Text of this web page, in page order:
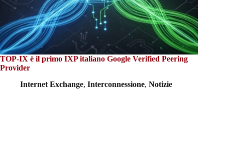
TOP-IX è il primo IXP italiano Google Verified Peering
Provider
Internet Exchange, Interconnessione, Notizie